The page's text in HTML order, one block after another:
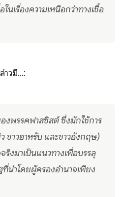
นเรื่องความเหนือกว่าทางเชื้อ
วมี...:
งพรรคฟาสซิสต์ ซึ่งมักใช้การ
ชาวอาหรับ และชาวอังกฤษ)
ริงมาเป็นแนวทางเพื่อบรรลุ
ที่นำโดยผู้ครองอำนาจเพียง